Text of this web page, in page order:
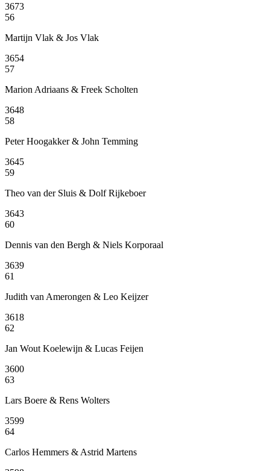
3673
56
Martijn Vlak & Jos Vlak
3654
57
Marion Adriaans & Freek Scholten
3648
58
Peter Hoogakker & John Temming
3645
59
Theo van der Sluis & Dolf Rijkeboer
3643
60
Dennis van den Bergh & Niels Korporaal
3639
61
Judith van Amerongen & Leo Keijzer
3618
62
Jan Wout Koelewijn & Lucas Feijen
3600
63
Lars Boere & Rens Wolters
3599
64
Carlos Hemmers & Astrid Martens